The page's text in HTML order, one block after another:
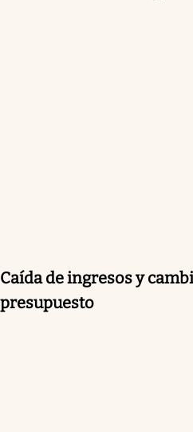
Caída de ingresos y
presupuesto